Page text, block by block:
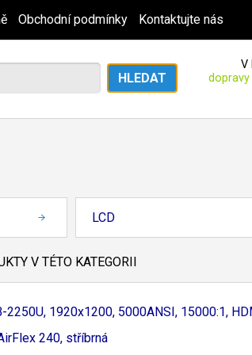
Obchodní podmínky Kontaktujte nás
V
LCD
V TÉTO KATEGORII
2250U, 1920x1200, 5000ANSI, 15000:1,
240, stříbrná